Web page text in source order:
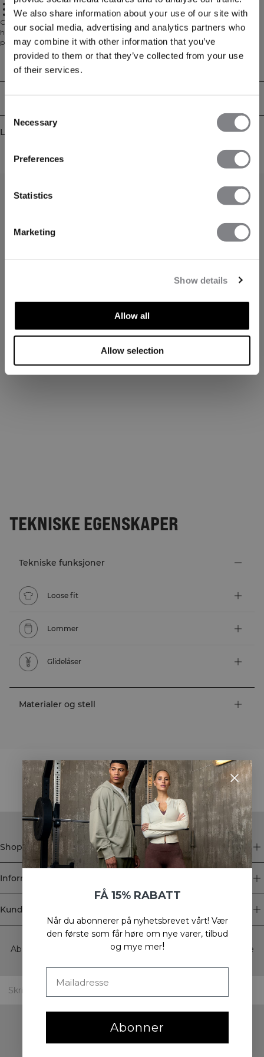
We also share information about your use of our site with
our social media, advertising and analytics partners who
may combine it with other information that you’ve
provided to them or that they’ve collected from your use
of their services.
Selection
Necessary
Preferences
Statistics
Marketing
Show details
Allow all
Allow selection
Elastikk i ryggen for kantet passform
Mykt scuba-materiale
Brukes som overtrekk eller til oppvarming
Cropped hoodie med glidelås foran. Charge-kolleksjonen er utviklet for
høyintensitiv trening. Denne hoodien er laget av et mykt scuba-materiale,
perfekt til å slenge på seg etter trening eller til oppvarmingen. Glidelås midt
foran, åpne frontlommer og elastikk i ryggen for en kantet passform. Usynlig
YKK-glidelås foran, ICIW-reflekslogo, åpne lommer foran, raglanermer,
avkortet passform. 82% nylon, 18% elastan
Tekniske egenskaper
Levering og retur
Lignende produkter
TEKNISKE EGENSKAPER
Tekniske funksjoner
Loose fit
Lommer
Glidelåser
Materialer og stell
STYLE WITH
Shop
Informasjon
Kundeservice
Newsletter
Abonner på nyhetsbrevet vårt! Få eksklusive tilbud, de siste
FÅ 15% RABATT
Når du abonnerer på nyhetsbrevet vårt! Vær
den første som får høre om nye varer, tilbud
og mye mer!
Abonner